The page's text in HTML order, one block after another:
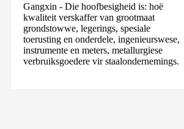
Gangxin - Die hoofbesigheid is: hoë
kwaliteit verskaffer van grootmaat
grondstowwe, legerings, spesiale
toerusting en onderdele, ingenieurswese,
instrumente en meters, metallurgiese
verbruiksgoedere vir staalondernemings.